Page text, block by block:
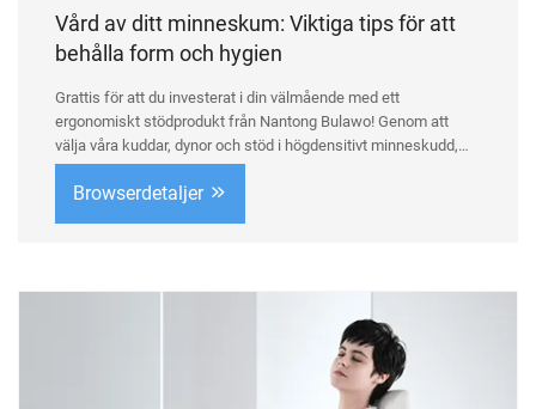
Vård av ditt minneskum: Viktiga tips för att
behålla form och hygien
Grattis för att du investerat i din välmående med ett
ergonomiskt stödprodukt från Nantong Bulawo! Genom att
välja våra kuddar, dynor och stöd i högdensitivt minneskudd,
har du prioriterat överlägsen komfort, rygghälsa och långsiktig
värdeökning. ...
Browserdetaljer